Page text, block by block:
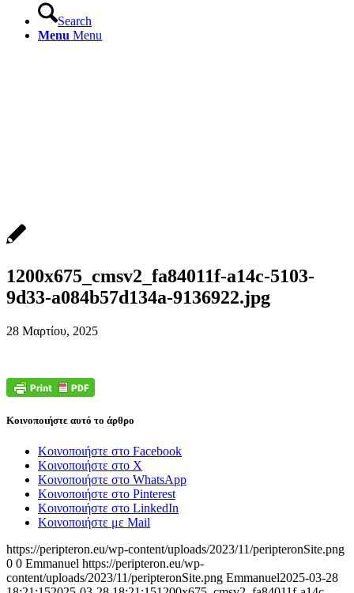
Search
Menu Menu
1200x675_cmsv2_fa84011f-a14c-5103-
9d33-a084b57d134a-9136922.jpg
28 Μαρτίου, 2025
Κοινοποιήστε αυτό το άρθρο
Κοινοποιήστε στο Facebook
Κοινοποιήστε στο X
Κοινοποιήστε στο WhatsApp
Κοινοποιήστε στο Pinterest
Κοινοποιήστε στο LinkedIn
Κοινοποιήστε με Mail
https://peripteron.eu/wp-content/uploads/2023/11/peripteronSite.png
0 0 Emmanuel https://peripteron.eu/wp-
content/uploads/2023/11/peripteronSite.png Emmanuel2025-03-28